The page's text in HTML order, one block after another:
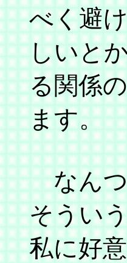
べく避
しいと
る関係
ます。
なんつ
そうい
私に好